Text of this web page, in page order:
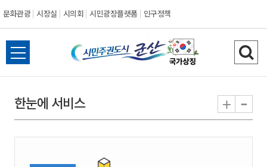
문화관광 시장실 시의회 시민광장플랫폼 인구정책
시
민
권
전
체
뉴
열
검
색
기
한눈에 서비스 + -